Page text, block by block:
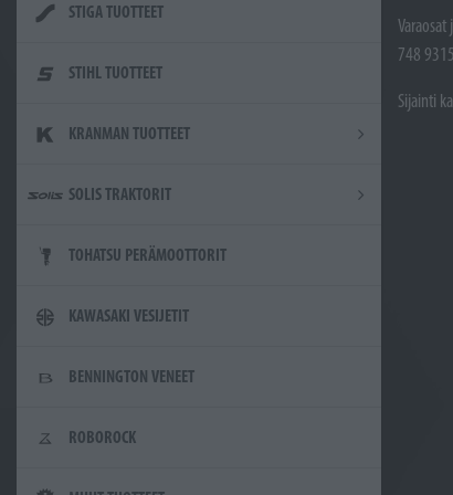
STIGA TUOTTEET
STIHL TUOTTEET
KRANMAN TUOTTEET
SOLIS TRAKTORIT
TOHATSU PERÄMOOTTORIT
KAWASAKI VESIJETIT
BENNINGTON VENEET
ROBOROCK
Varaosat
748 9315
Sijainti